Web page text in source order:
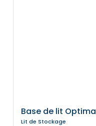
Base de lit Optima
Lit de Stockage